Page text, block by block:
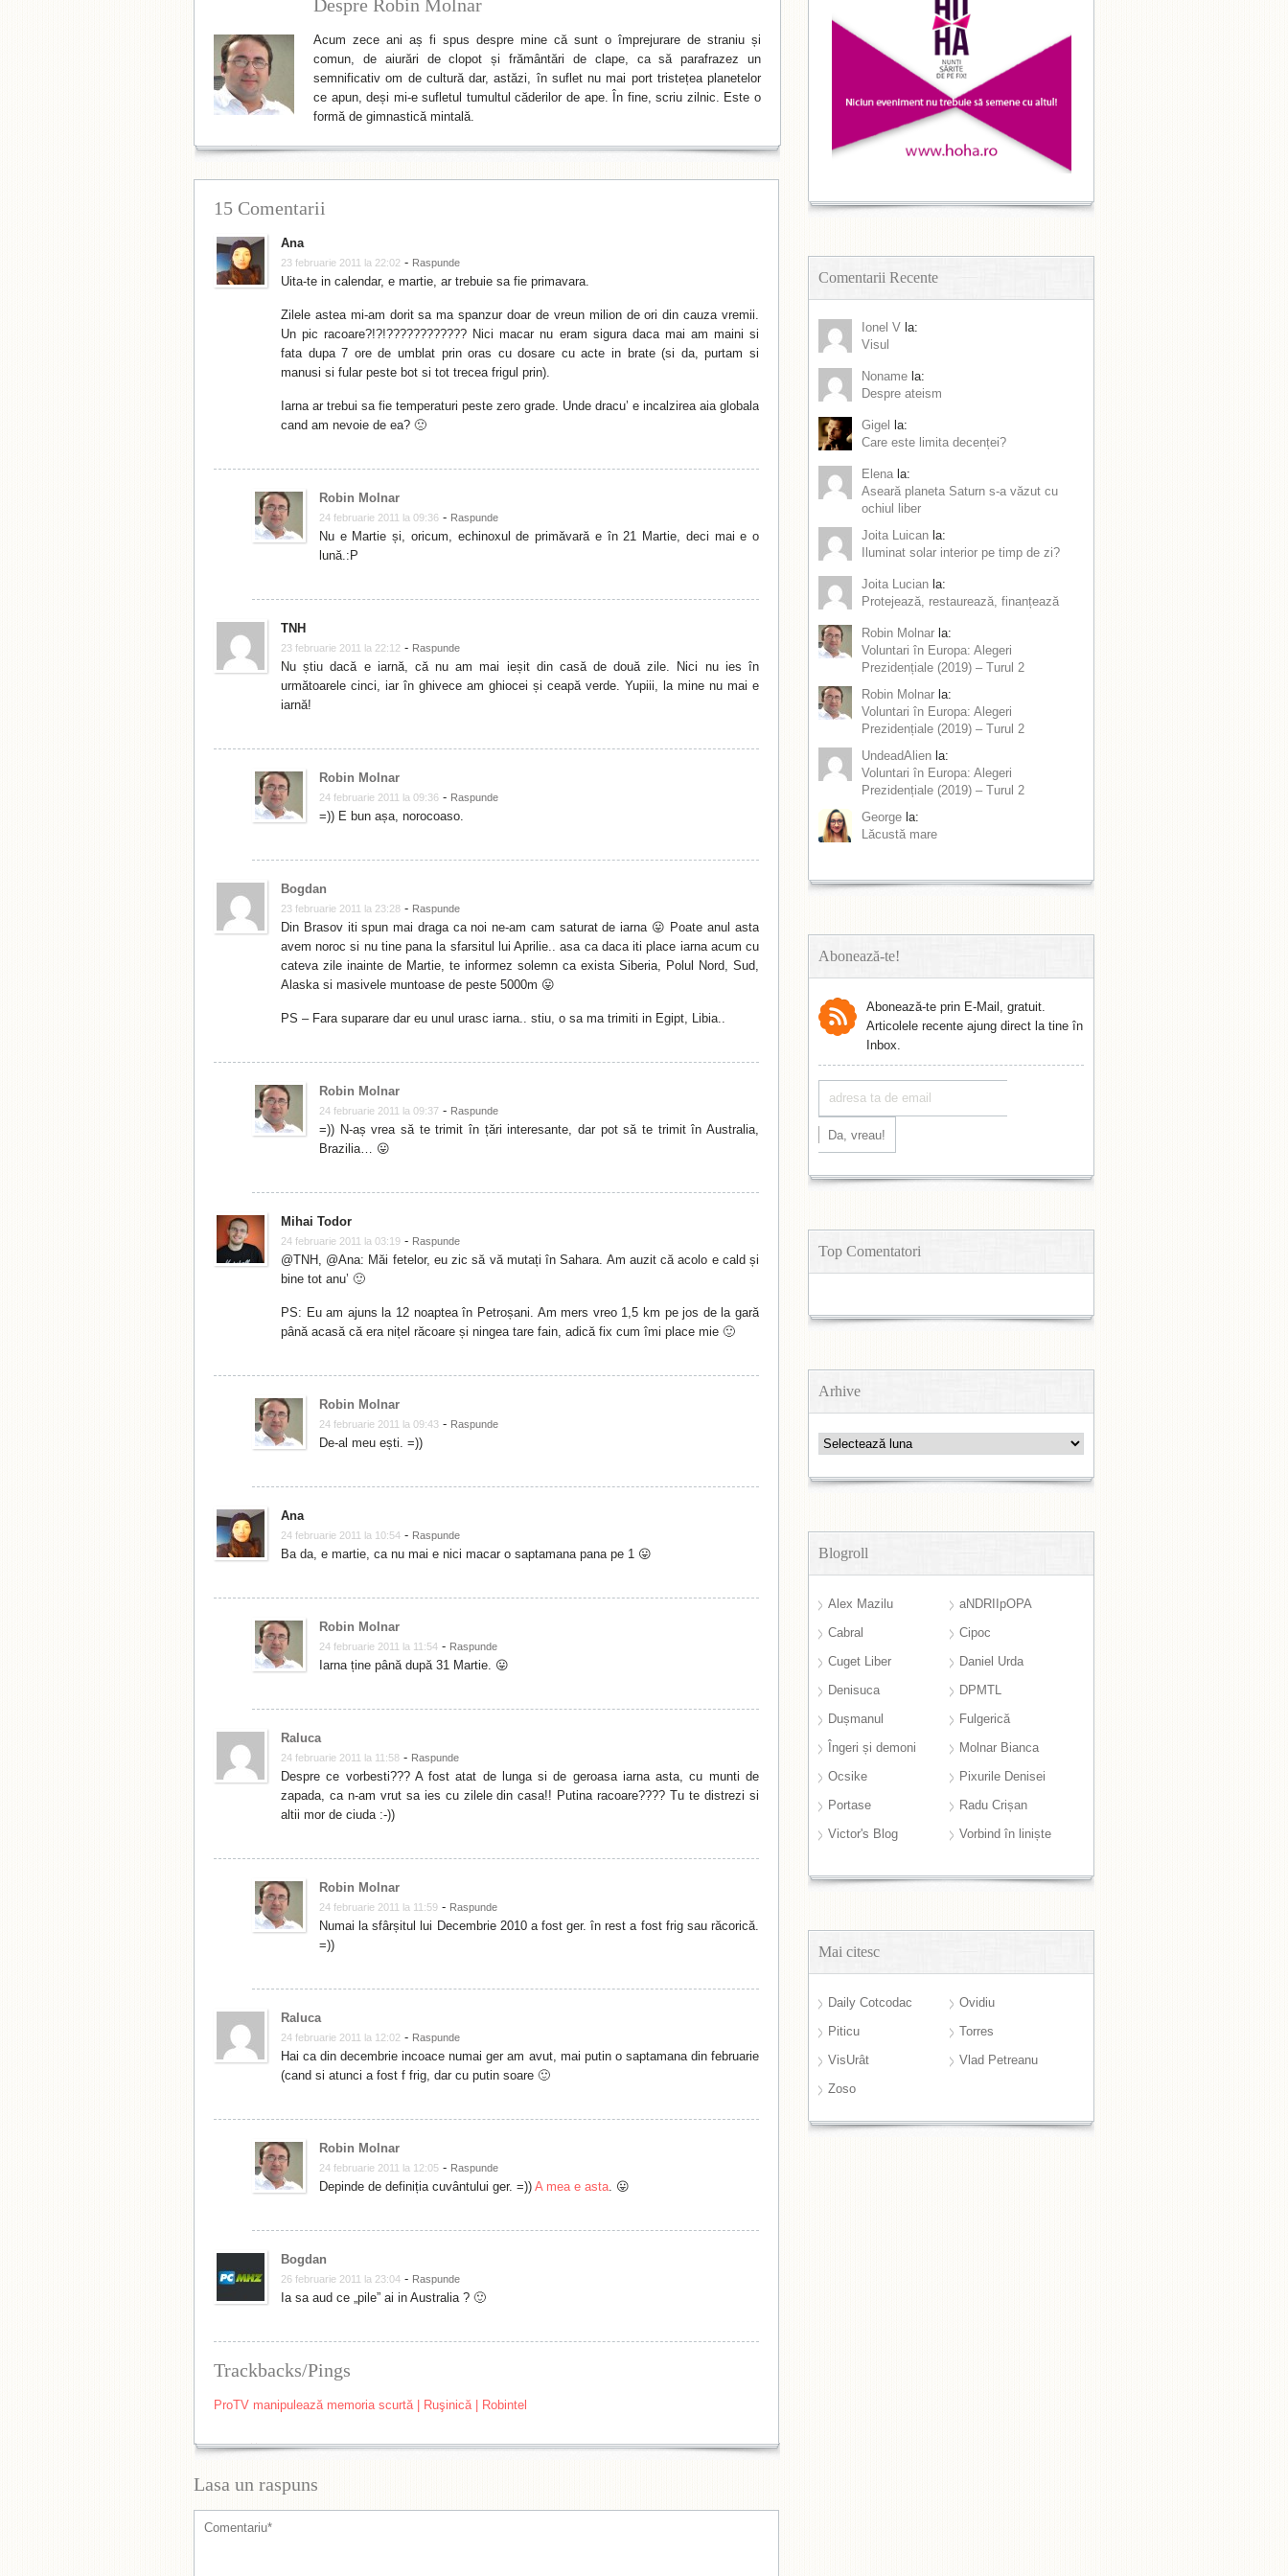
Despre Robin Molnar
Acum zece ani aș fi spus despre mine că sunt o împrejurare de straniu și
comun, de aiurări de clopot și frământări de clape, ca să parafrazez un
semnificativ om de cultură dar, astăzi, în suflet nu mai port tristețea planetelor
ce apun, deși mi-e sufletul tumultul căderilor de ape. În fine, scriu zilnic. Este o
formă de gimnastică mintală.
15 Comentarii
Ana
23 februarie 2011 la 22:02 - Raspunde
Uita-te in calendar, e martie, ar trebuie sa fie primavara.
Zilele astea mi-am dorit sa ma spanzur doar de vreun milion de ori din cauza vremii.
Un pic racoare?!?!???????????? Nici macar nu eram sigura daca mai am maini si
fata dupa 7 ore de umblat prin oras cu dosare cu acte in brate (si da, purtam si
manusi si fular peste bot si tot trecea frigul prin).
Iarna ar trebui sa fie temperaturi peste zero grade. Unde dracu’ e incalzirea aia globala
cand am nevoie de ea? 🙁
Robin Molnar
24 februarie 2011 la 09:36 - Raspunde
Nu e Martie și, oricum, echinoxul de primăvară e în 21 Martie, deci mai e o
lună.:P
TNH
23 februarie 2011 la 22:12 - Raspunde
Nu știu dacă e iarnă, că nu am mai ieșit din casă de două zile. Nici nu ies în
următoarele cinci, iar în ghivece am ghiocei și ceapă verde. Yupiii, la mine nu mai e
iarnă!
Robin Molnar
24 februarie 2011 la 09:36 - Raspunde
=)) E bun așa, norocoaso.
Bogdan
23 februarie 2011 la 23:28 - Raspunde
Din Brasov iti spun mai draga ca noi ne-am cam saturat de iarna 😛 Poate anul asta
avem noroc si nu tine pana la sfarsitul lui Aprilie.. asa ca daca iti place iarna acum cu
cateva zile inainte de Martie, te informez solemn ca exista Siberia, Polul Nord, Sud,
Alaska si masivele muntoase de peste 5000m 😛
PS – Fara suparare dar eu unul urasc iarna.. stiu, o sa ma trimiti in Egipt, Libia..
Robin Molnar
24 februarie 2011 la 09:37 - Raspunde
=)) N-aș vrea să te trimit în țări interesante, dar pot să te trimit în Australia,
Brazilia… 😛
Mihai Todor
24 februarie 2011 la 03:19 - Raspunde
@TNH, @Ana: Măi fetelor, eu zic să vă mutați în Sahara. Am auzit că acolo e cald și
bine tot anu’ 🙂
PS: Eu am ajuns la 12 noaptea în Petroșani. Am mers vreo 1,5 km pe jos de la gară
până acasă că era nițel răcoare și ningea tare fain, adică fix cum îmi place mie 🙂
Robin Molnar
24 februarie 2011 la 09:43 - Raspunde
De-al meu ești. =))
Ana
24 februarie 2011 la 10:54 - Raspunde
Ba da, e martie, ca nu mai e nici macar o saptamana pana pe 1 😛
Robin Molnar
24 februarie 2011 la 11:54 - Raspunde
Iarna ține până după 31 Martie. 😛
Raluca
24 februarie 2011 la 11:58 - Raspunde
Despre ce vorbesti??? A fost atat de lunga si de geroasa iarna asta, cu munti de
zapada, ca n-am vrut sa ies cu zilele din casa!! Putina racoare???? Tu te distrezi si
altii mor de ciuda :-))
Robin Molnar
24 februarie 2011 la 11:59 - Raspunde
Numai la sfârșitul lui Decembrie 2010 a fost ger. în rest a fost frig sau răcorică.
=))
Raluca
24 februarie 2011 la 12:02 - Raspunde
Hai ca din decembrie incoace numai ger am avut, mai putin o saptamana din februarie
(cand si atunci a fost f frig, dar cu putin soare 🙂
Robin Molnar
24 februarie 2011 la 12:05 - Raspunde
Depinde de definiția cuvântului ger. =)) A mea e asta. 😛
Bogdan
26 februarie 2011 la 23:04 - Raspunde
Ia sa aud ce „pile” ai in Australia ? 🙂
Trackbacks/Pings
ProTV manipulează memoria scurtă | Ruşinică | Robintel
Lasa un raspuns
Comentarii Recente
Ionel V la:
Visul
Noname la:
Despre ateism
Gigel
la:
Care este limita decenței?
Elena la:
Aseară planeta Saturn s-a văzut cu
ochiul liber
Joita Luican la:
Iluminat solar interior pe timp de zi?
Joita Lucian la:
Protejează, restaurează, finanțează
Robin Molnar la:
Voluntari în Europa: Alegeri
Prezidențiale (2019) – Turul 2
Robin Molnar la:
Voluntari în Europa: Alegeri
Prezidențiale (2019) – Turul 2
UndeadAlien la:
Voluntari în Europa: Alegeri
Prezidențiale (2019) – Turul 2
George la:
Lăcustă mare
Abonează-te!
Abonează-te prin E-Mail, gratuit.
Articolele recente ajung direct la tine în
Inbox.
Top Comentatori
Arhive
Arhive
Blogroll
Alex Mazilu
aNDRIIpOPA
Cabral
Cipoc
Cuget Liber
Daniel Urda
Denisuca
DPMTL
Dușmanul
Fulgerică
Îngeri și demoni
Molnar Bianca
Ocsike
Pixurile Denisei
Portase
Radu Crișan
Victor's Blog
Vorbind în liniște
Mai citesc
Daily Cotcodac
Ovidiu
Piticu
Torres
VisUrât
Vlad Petreanu
Zoso